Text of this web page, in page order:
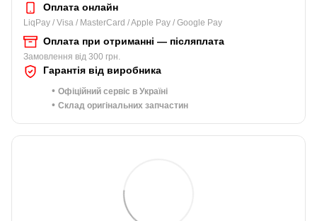
Оплата онлайн
LiqPay / Visa / MasterCard / Apple Pay / Google Pay
Оплата при отриманні — післяплата
Замовлення від 300 грн.
Гарантія від виробника
• Офіційний сервіс в Україні
• Склад оригінальних запчастин